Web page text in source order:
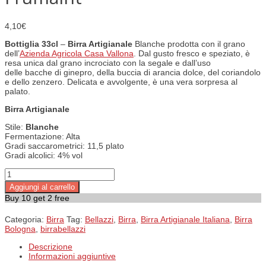
4,10€
Bottiglia 33cl – Birra Artigianale Blanche prodotta con il grano
dell’Azienda Agricola Casa Vallona . Dal gusto fresco e speziato, è
resa unica dal grano incrociato con la segale e dall’uso
delle bacche di ginepro, della buccia di arancia dolce, del coriandolo
e dello zenzero. Delicata e avvolgente, è una vera sorpresa al
palato.
Birra Artigianale
Stile: Blanche
Fermentazione: Alta
Gradi saccarometrici: 11,5 plato
Gradi alcolici: 4% vol
Frumaint quantità
Aggiungi al carrello
Buy 10 get 2 free
Categoria: Birra Tag: Bellazzi Birra Birra Artigianale Italiana
Birra
Bologna
birrabellazzi
Descrizione
Informazioni aggiuntive